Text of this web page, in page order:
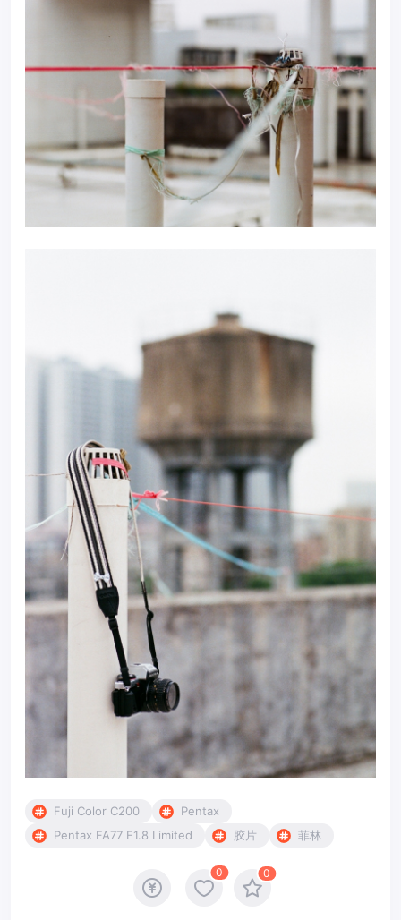
Fuji Color C200
Pentax
Pentax FA77 F1.8 Limited
胶片 菲林
0 0